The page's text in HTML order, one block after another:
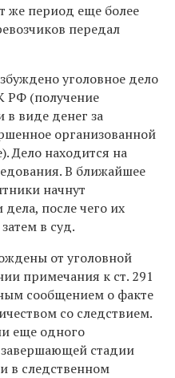
же период еще более
передал
уголовное дело
РФ (получение
виде денег за
организованной
Дело находится на
В ближайшее
начнут
после чего их
в суд.
от уголовной
примечания к ст. 291
сообщением о факте
со следствием.
еще одного
завершающей стадии
в следственном